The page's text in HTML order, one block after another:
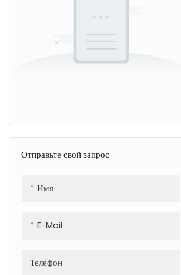
Отправьте свой запрос
Имя
E-Mail
Телефон